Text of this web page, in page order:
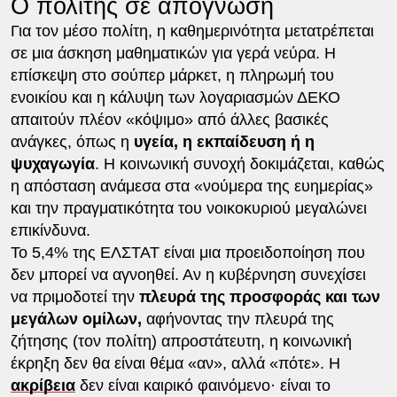
Ο πολίτης σε απόγνωση
Για τον μέσο πολίτη, η καθημερινότητα μετατρέπεται
σε μια άσκηση μαθηματικών για γερά νεύρα. Η
επίσκεψη στο σούπερ μάρκετ, η πληρωμή του
ενοικίου και η κάλυψη των λογαριασμών ΔΕΚΟ
απαιτούν πλέον «κόψιμο» από άλλες βασικές
ανάγκες, όπως η υγεία, η εκπαίδευση ή η
ψυχαγωγία. Η κοινωνική συνοχή δοκιμάζεται, καθώς
η απόσταση ανάμεσα στα «νούμερα της ευημερίας»
και την πραγματικότητα του νοικοκυριού μεγαλώνει
επικίνδυνα.
Το 5,4% της ΕΛΣΤΑΤ είναι μια προειδοποίηση που
δεν μπορεί να αγνοηθεί. Αν η κυβέρνηση συνεχίσει
να πριμοδοτεί τηνπλευρά της προσφοράς και των
μεγάλων ομίλων, αφήνοντας την πλευρά της
ζήτησης (τον πολίτη) απροστάτευτη, η κοινωνική
έκρηξη δεν θα είναι θέμα «αν», αλλά «πότε». Η
ακρίβειαδεν είναι καιρικό φαινόμενο· είναι το